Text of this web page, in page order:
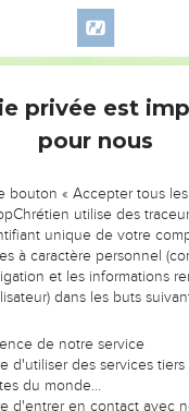
plaît, donne-moi un peu
de lait et elle lui
« Reste à l’entrée de la
“Est-ce qu’il y a
de fatigue. Il se met à
femme de Héber,
aussi un marteau et
Elle lui enfonce le
dans la terre. Alors
Sisra, arrive à son
: « Viens, je vais te faire
entre dans la tente et
privée est
pour nous
bouton « Accepter tous
utilise des
unique de votre
à caractère personnel
et les informations
dans les buts
de notre service
d'utiliser des services
du monde…
d'entrer en contact avec